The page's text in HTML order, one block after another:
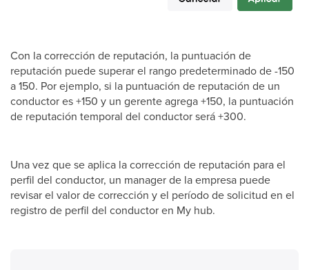
Con la corrección de reputación, la puntuación de
reputación puede superar el rango predeterminado de -150
a 150. Por ejemplo, si la puntuación de reputación de un
conductor es +150 y un gerente agrega +150, la puntuación
de reputación temporal del conductor será +300.
Una vez que se aplica la corrección de reputación para el
perfil del conductor, un manager de la empresa puede
revisar el valor de corrección y el período de solicitud en el
registro de perfil del conductor en My hub.